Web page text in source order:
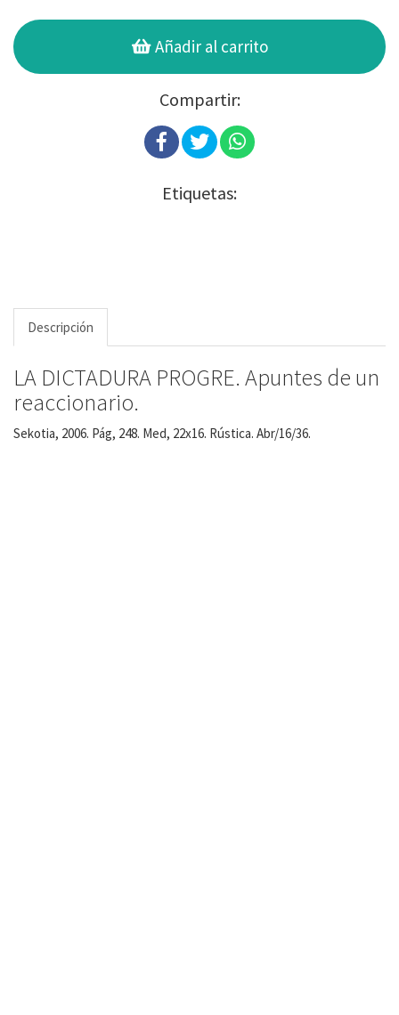
Añadir al carrito
Compartir:
Etiquetas:
Descripción
LA DICTADURA PROGRE. Apuntes de un
reaccionario.
Sekotia, 2006. Pág, 248. Med, 22x16. Rústica. Abr/16/36.